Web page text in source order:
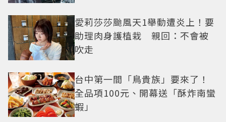
愛莉莎莎颱風天1舉動遭炎上！要
助理肉身護植栽 親回：不會被
吹走
台中第一間「鳥貴族」要來了！
全品項100元、開幕送「酥炸南蠻
蝦」